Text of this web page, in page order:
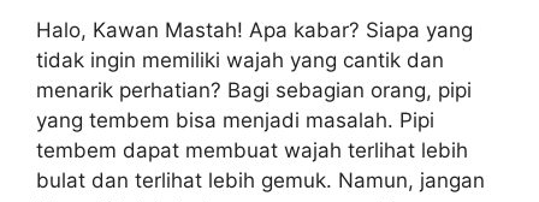
Halo, Kawan Mastah! Apa kabar? Siapa yang
tidak ingin memiliki wajah yang cantik dan
menarik perhatian? Bagi sebagian orang, pipi
yang tembem bisa menjadi masalah. Pipi
tembem dapat membuat wajah terlihat lebih
bulat dan terlihat lebih gemuk. Namun, jangan